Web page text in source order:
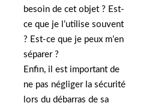
besoin de cet objet ? Est-
ce que je l’utilise souvent
? Est-ce que je peux m’en
séparer ?
Enfin, il est important de
ne pas négliger la sécurité
lors du débarras de sa